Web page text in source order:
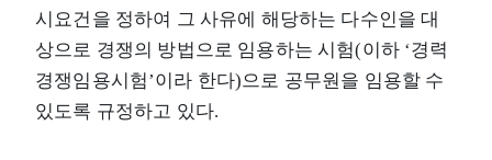
시요건을 정하여 그 사유에 해당하는 다수인을 대
상으로 경쟁의 방법으로 임용하는 시험(이하 ‘경력
경쟁임용시험’이라 한다)으로 공무원을 임용할 수
있도록 규정하고 있다.